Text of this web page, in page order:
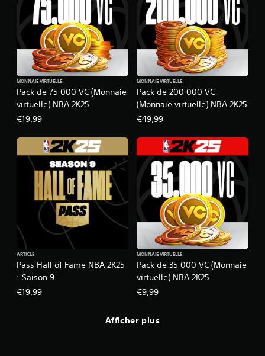
Pack de 75 000 VC (Monnaie
virtuelle) NBA 2K25
MONNAIE VIRTUELLE
€19,99
Pack de 200 000 VC
(Monnaie virtuelle) NBA 2K25
MONNAIE VIRTUELLE
€49,99
Pass Hall of Fame NBA 2K25
: Saison 9
ARTICLE
€19,99
Pack de 35 000 VC (Monnaie
virtuelle) NBA 2K25
MONNAIE VIRTUELLE
€9,99
Afficher plus